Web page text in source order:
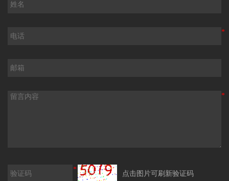
*
*
*
点击图片可刷新验证码